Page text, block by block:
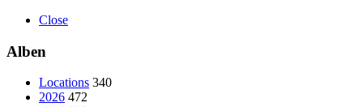
Close
Alben
Locations 340
2026 472